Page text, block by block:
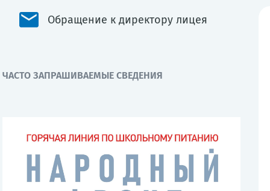
Обращение к директору лицея
ЧАСТО ЗАПРАШИВАЕМЫЕ СВЕДЕНИЯ